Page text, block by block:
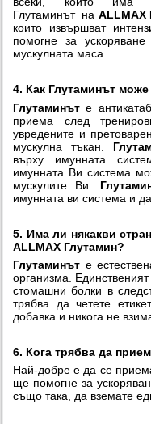
Глутаминът на ALLMAX
които извършват
помогне за
мускулната маса.
4. Как Глутаминът
Глутаминът е
приема след
увредените и
мускулна тъкан.
върху имунната
имунната Ви система
мускулите Ви.
имунната ви система и
5. Има ли някакви
ALLMAX Глутамин?
Глутаминът е
организма.
стомашни болки в
трябва да четете
добавка и никога не
6. Кога трябва да
Най-добре е да се
ще помогне за
също така, да вземате